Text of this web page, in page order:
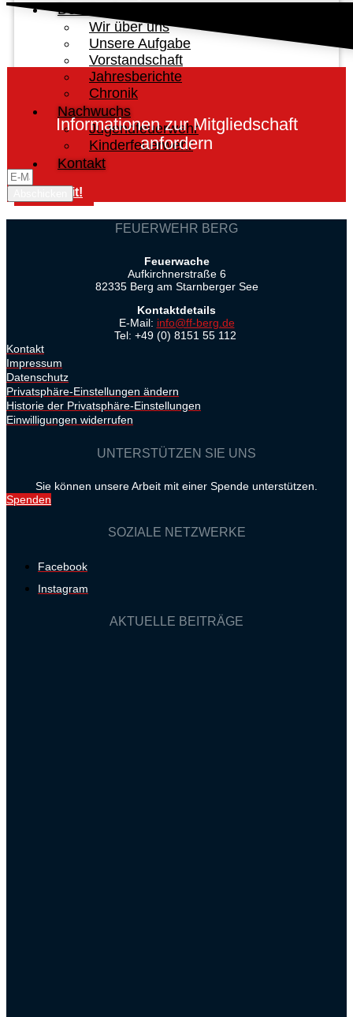
Der Verein
Wir über uns
Unsere Aufgabe
Vorstandschaft
Jahresberichte
Chronik
Nachwuchs
Jugendfeuerwehr
Kinderfeuerwehr
Kontakt
Mach mit!
Informationen zur Mitgliedschaft
anfordern
FEUERWEHR BERG
Feuerwache
Aufkirchnerstraße 6
82335 Berg am Starnberger See
Kontaktdetails
E-Mail: info@ff-berg.de
Tel: +49 (0) 8151 55 112
Kontakt
Impressum
Datenschutz
Privatsphäre-Einstellungen ändern
Historie der Privatsphäre-Einstellungen
Einwilligungen widerrufen
UNTERSTÜTZEN SIE UNS
Sie können unsere Arbeit mit einer Spende unterstützen.
Spenden
SOZIALE NETZWERKE
Facebook
Instagram
AKTUELLE BEITRÄGE